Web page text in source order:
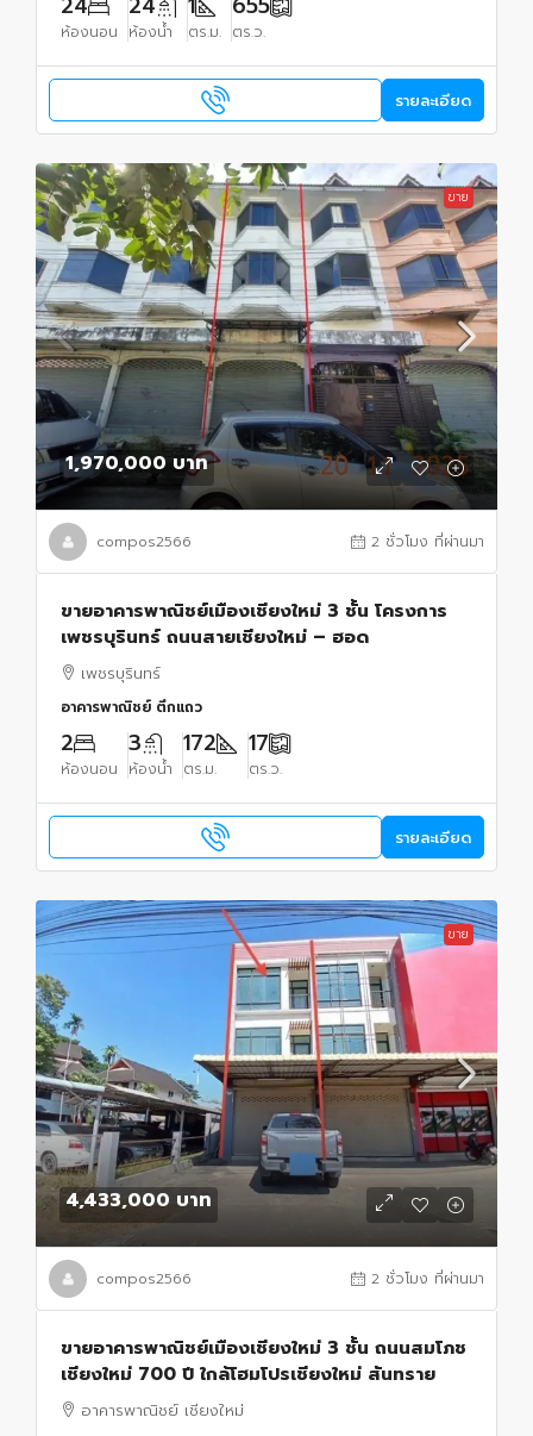
ห้องนอน ห้องน้ำ ตร.ม. ตร.ว.
รายละเอียด
ขาย
1,970,000 บาท
compos2566 2 ชั่วโมง ที่ผ่านมา
ขายอาคารพาณิชย์เมืองเชียงใหม่ 3 ชั้น โครงการ
เพชรบุรินทร์ ถนนสายเชียงใหม่ – ฮอด
เพชรบุรินทร์
อาคารพาณิชย์ ตึกแถว
2
ห้องนอน
3
ห้องน้ำ
172
ตร.ม.
17
ตร.ว.
รายละเอียด
ขาย
4,433,000 บาท
compos2566 2 ชั่วโมง ที่ผ่านมา
ขายอาคารพาณิชย์เมืองเชียงใหม่ 3 ชั้น ถนนสมโภช
เชียงใหม่ 700 ปี ใกล้โฮมโปรเชียงใหม่ สันทราย
อาคารพาณิชย์ เชียงใหม่